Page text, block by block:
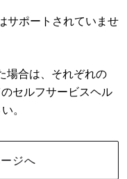
サポートされていませ
場合は、それぞれの
セルフサービスヘル
。
ジへ